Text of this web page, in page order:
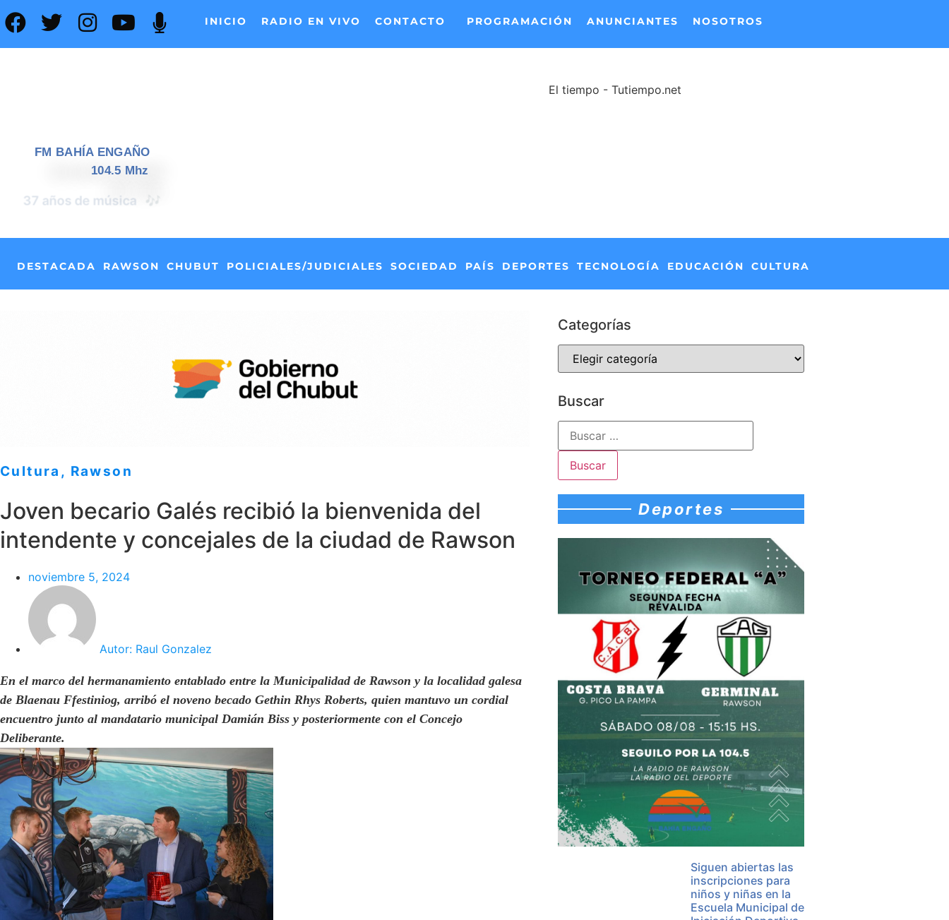
INICIO RADIO EN VIVO CONTACTO PROGRAMACIÓN ANUNCIANTES NOSOTROS
FM BAHÍA ENGAÑO
104.5 Mhz
37 años de noticias
El tiempo - Tutiempo.net
DESTACADA RAWSON CHUBUT POLICIALES/JUDICIALES SOCIEDAD PAÍS DEPORTES TECNOLOGÍA EDUCACIÓN CULTURA
Cultura , Rawson
Joven becario Galés recibió la bienvenida del
intendente y concejales de la ciudad de Rawson
noviembre 5, 2024
Autor: Raul Gonzalez
En el marco del hermanamiento entablado entre la Municipalidad de Rawson y la localidad galesa
de Blaenau Ffestiniog, arribó el noveno becado Gethin Rhys Roberts, quien mantuvo un cordial
encuentro junto al mandatario municipal Damián Biss y posteriormente con el Concejo
Deliberante.
Categorías
Buscar
Deportes
Siguen abiertas las
inscripciones para
niños y niñas en la
Escuela Municipal de